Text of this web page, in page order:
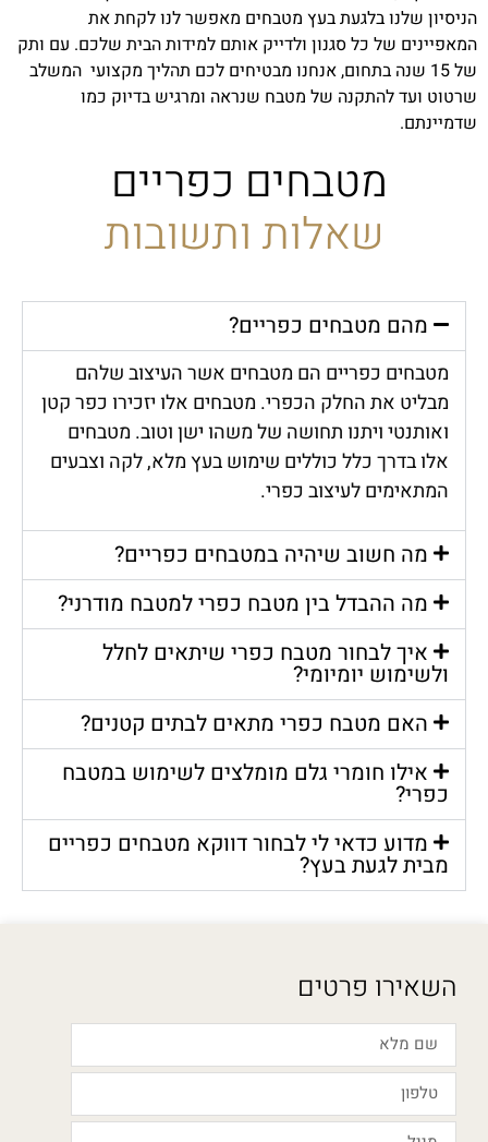
הניסיון שלנו בלגעת בעץ מטבחים מאפשר לנו לקחת את
המאפיינים של כל סגנון ולדייק אותם למידות הבית שלכם. עם ותק
של 15 שנה בתחום, אנחנו מבטיחים לכם תהליך מקצועי המשלב
שרטוט ועד להתקנה של מטבח שנראה ומרגיש בדיוק כמו
שדמיינתם.
מטבחים כפריים
שאלות ותשובות
מהם מטבחים כפריים?
מטבחים כפריים הם מטבחים אשר העיצוב שלהם
מבליט את החלק הכפרי. מטבחים אלו יזכירו כפר קטן
ואותנטי ויתנו תחושה של משהו ישן וטוב. מטבחים
אלו בדרך כלל כוללים שימוש בעץ מלא, לקה וצבעים
המתאימים לעיצוב כפרי.
מה חשוב שיהיה במטבחים כפריים?
מה ההבדל בין מטבח כפרי למטבח מודרני?
איך לבחור מטבח כפרי שיתאים לחלל
ולשימוש יומיומי?
האם מטבח כפרי מתאים לבתים קטנים?
אילו חומרי גלם מומלצים לשימוש במטבח
כפרי?
מדוע כדאי לי לבחור דווקא מטבחים כפריים
מבית לגעת בעץ?
השאירו פרטים